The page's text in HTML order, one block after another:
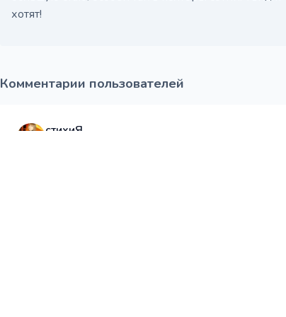
хотят!
Комментарии пользователей
стихиЯ